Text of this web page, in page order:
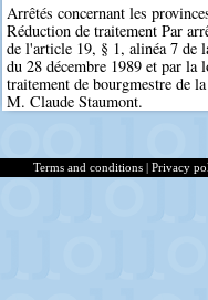
Arrêtés concernant les
Réduction de traitement Par
de l'article 19, § 1, alinéa 7 de
du 28 décembre 1989 et par
traitement de bourgmestre de
M. Claude Staumont.
Terms and conditions | Privacy